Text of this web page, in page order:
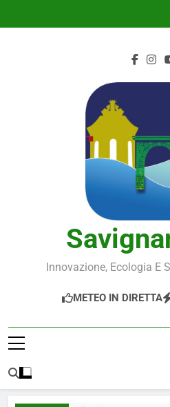
Innovazione, Ecologia E
METEO IN DIRETTA